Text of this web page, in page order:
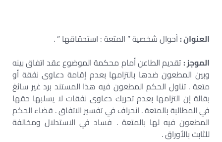
العنوان :أحوال شخصية ” المتعة : استحقاقها ” .
الموجز :تقديم الطاعن أمام محكمة الموضوع عقد اتفاق بينه
وبين المطعون ضدها بالتزامها بعدم إقامة دعاوى نفقة أو
متعة . تناول الحكم المطعون فيه هذا المستند برد غير سائغ
بقالة إن التزامها بعدم تحريك دعاوى نفقات لا يسلبها حقها
في المطالبة بالمتعة . انحراف في تفسير الاتفاق . قضاء الحكم
المطعون فيه لها بالمتعة . فساد في الاستدلال ومخالفة
للثابت بالأوراق .